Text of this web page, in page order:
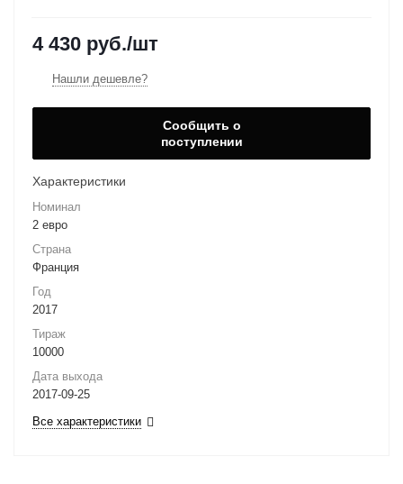
4 430 руб./шт
Нашли дешевле?
Сообщить о
поступлении
Характеристики
Номинал
2 евро
Страна
Франция
Год
2017
Тираж
10000
Дата выхода
2017-09-25
Все характеристики